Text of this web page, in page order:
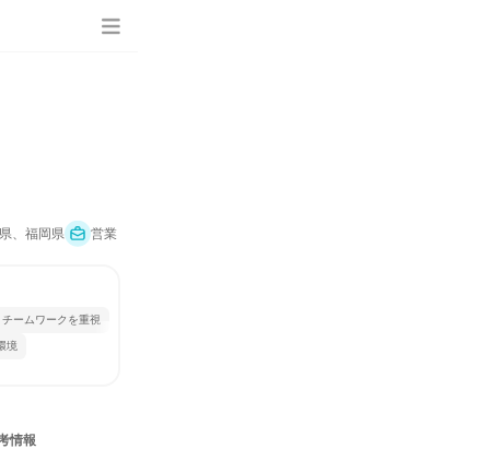
、福岡県 営業
チームワークを重視
境
情報